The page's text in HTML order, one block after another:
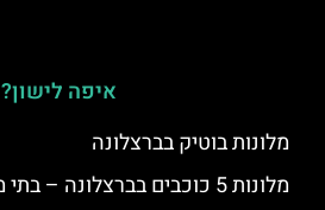
איפה לישון?
מלונות בוטיק בברצלונה
מלונות 5 כוכבים בברצלונה – בתי מלון יוקרתיים